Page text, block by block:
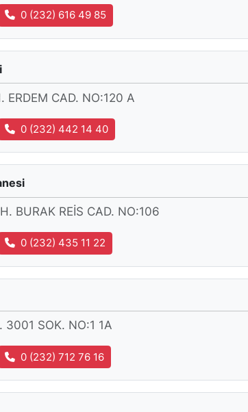
0 (232) 616 49 85
ERDEM CAD. NO:120 A
0 (232) 442 14 40
BURAK REİS CAD. NO:106
0 (232) 435 11 22
3001 SOK. NO:1 1A
0 (232) 712 76 16